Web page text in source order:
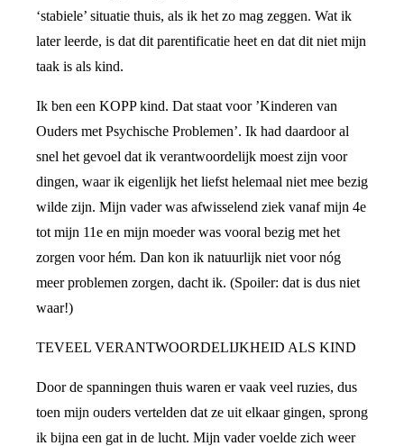
‘stabiele’ situatie thuis, als ik het zo mag zeggen. Wat ik
later leerde, is dat dit parentificatie heet en dat dit niet mijn
taak is als kind.
Ik ben een KOPP kind. Dat staat voor ’Kinderen van
Ouders met Psychische Problemen’. Ik had daardoor al
snel het gevoel dat ik verantwoordelijk moest zijn voor
dingen, waar ik eigenlijk het liefst helemaal niet mee bezig
wilde zijn. Mijn vader was afwisselend ziek vanaf mijn 4e
tot mijn 11e en mijn moeder was vooral bezig met het
zorgen voor hém. Dan kon ik natuurlijk niet voor nóg
meer problemen zorgen, dacht ik. (Spoiler: dat is dus niet
waar!)
TEVEEL VERANTWOORDELIJKHEID ALS KIND
Door de spanningen thuis waren er vaak veel ruzies, dus
toen mijn ouders vertelden dat ze uit elkaar gingen, sprong
ik bijna een gat in de lucht. Mijn vader voelde zich weer